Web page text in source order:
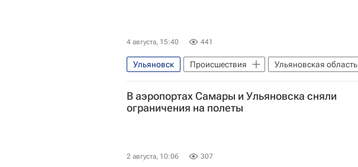
4 августа, 15:40 441
Ульяновск Происшествия Ульяновская область
В аэропортах Самары и Ульяновска сняли
ограничения на полеты
2 августа, 10:06 307